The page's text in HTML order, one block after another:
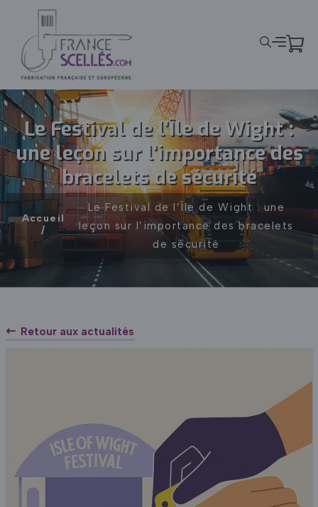
Panneau de gestion des cookies
Le Festival de l’Île de Wight :
une leçon sur l’importance des
bracelets de sécurité
Accueil
Le Festival de l’Île de Wight : une
leçon sur l’importance des bracelets
de sécurité
Retour aux actualités